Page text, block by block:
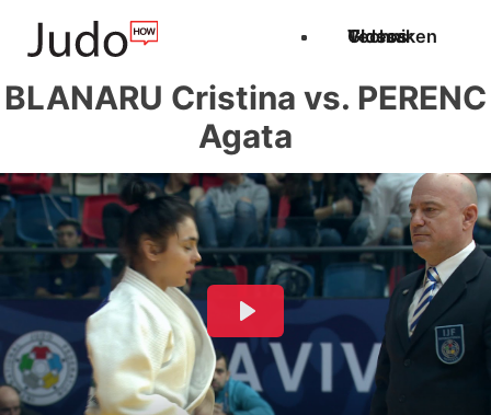
Techniken
Videos
Glossar
BLANARU Cristina vs. PERENC
Agata